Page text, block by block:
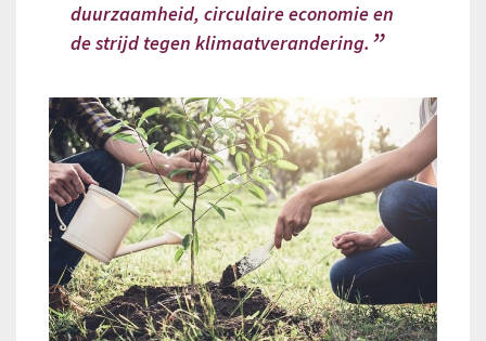
duurzaamheid, circulaire economie en
de strijd tegen klimaatverandering.